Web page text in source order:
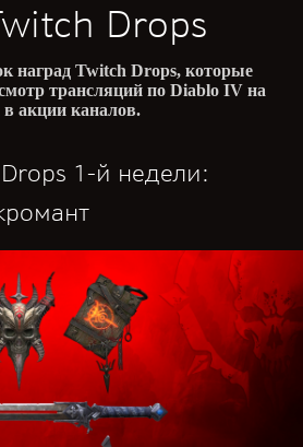
Drops
наград Twitch Drops, которые
трансляций по Diablo IV на
акции каналов.
1-й недели: